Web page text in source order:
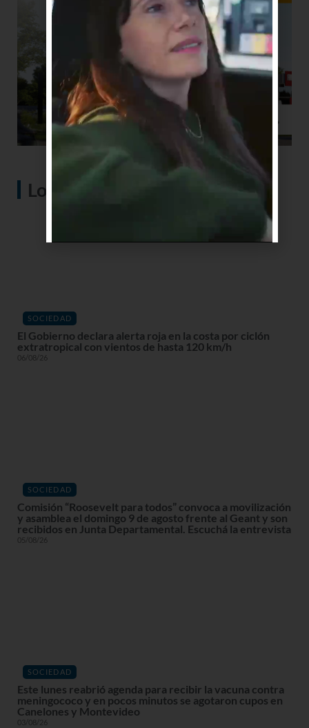
Lo más visto
SOCIEDAD
El Gobierno declara alerta roja en la costa por ciclón
extratropical con vientos de hasta 120 km/h
06/08/26
SOCIEDAD
Comisión “Roosevelt para todos” convoca a movilización
y asamblea el domingo 9 de agosto frente al Geant y son
recibidos en Junta Departamental. Escuchá la entrevista
05/08/26
SOCIEDAD
Este lunes reabrió agenda para recibir la vacuna contra
meningococo y en pocos minutos se agotaron cupos en
Canelones y Montevideo
03/08/26